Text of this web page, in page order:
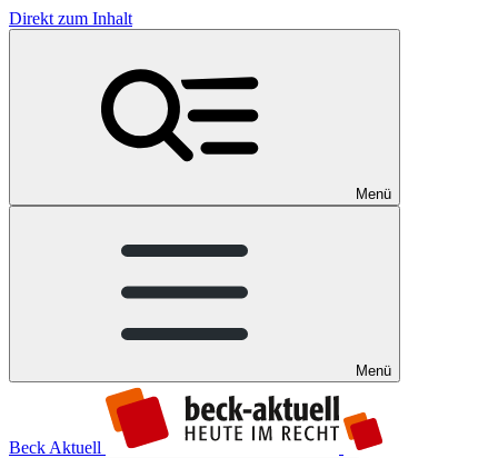
Direkt zum Inhalt
Menü
Menü
Beck Aktuell